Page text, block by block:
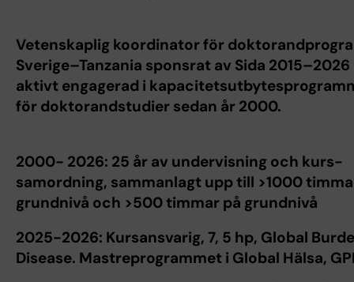
Vetenskaplig koordinator för
Sverige–Tanzania sponsrat av Sida
aktivt engagerad i
för doktorandstudier sedan år 2000.
2000- 2026: 25 år av undervisning och kurs-
samordning, sammanlagt upp till >1000
grundnivå och >500 timmar på grundnivå
2025-2026: Kursansvarig, 7, 5 hp, Global
Disease. Mastreprogrammet i Global Hälsa,